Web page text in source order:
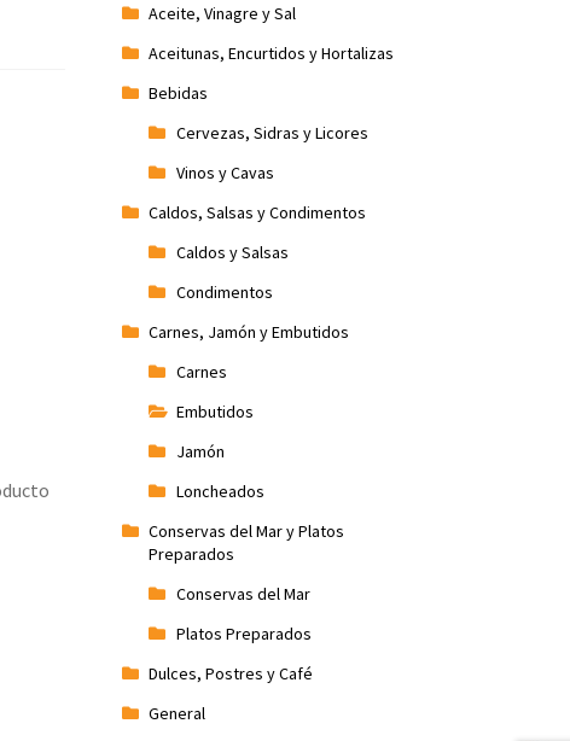
Aceite, Vinagre y Sal
Aceitunas, Encurtidos y Hortalizas
Bebidas
Cervezas, Sidras y Licores
Vinos y Cavas
Caldos, Salsas y Condimentos
Caldos y Salsas
Condimentos
Carnes, Jamón y Embutidos
Carnes
Embutidos
Jamón
Loncheados
Conservas del Mar y Platos
Preparados
Conservas del Mar
Platos Preparados
Dulces, Postres y Café
General